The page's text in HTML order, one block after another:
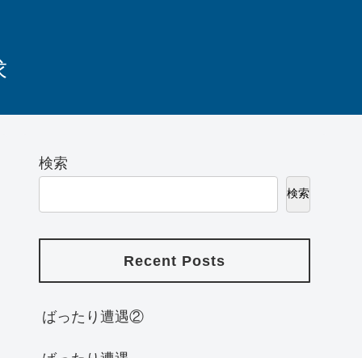
検索
検索
Recent Posts
ばったり遭遇②